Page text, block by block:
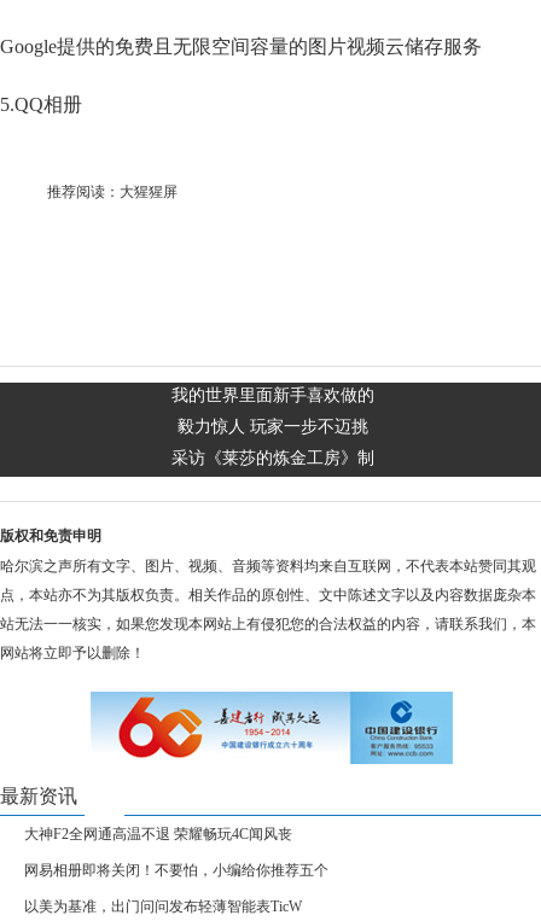
Google提供的免费且无限空间容量的图片视频云储存服务
5.QQ相册
推荐阅读： 大猩猩屏
我的世界里面新手喜欢做的
毅力惊人 玩家一步不迈挑
采访《莱莎的炼金工房》制
版权和免责申明
哈尔滨之声所有文字、图片、视频、音频等资料均来自互联网，不代表本站赞同其观
点，本站亦不为其版权负责。相关作品的原创性、文中陈述文字以及内容数据庞杂本
站无法一一核实，如果您发现本网站上有侵犯您的合法权益的内容，请联系我们，本
网站将立即予以删除！
最新资讯
大神F2全网通高温不退 荣耀畅玩4C闻风丧
网易相册即将关闭！不要怕，小编给你推荐五个
以美为基准，出门问问发布轻薄智能表TicW